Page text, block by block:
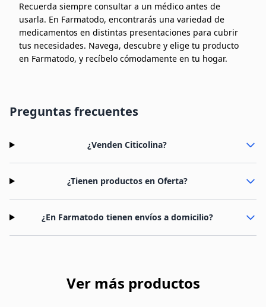
Recuerda siempre consultar a un médico antes de
usarla. En Farmatodo, encontrarás una variedad de
medicamentos en distintas presentaciones para cubrir
tus necesidades. Navega, descubre y elige tu producto
en Farmatodo, y recíbelo cómodamente en tu hogar.
Preguntas frecuentes
¿Venden Citicolina?
¿Tienen productos en Oferta?
¿En Farmatodo tienen envíos a domicilio?
Ver más productos